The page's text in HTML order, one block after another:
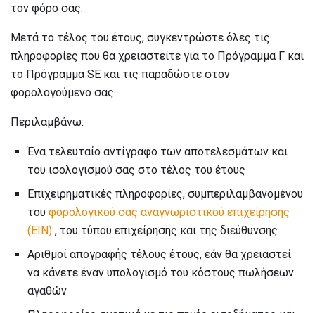
τον φόρο σας.
Μετά το τέλος του έτους, συγκεντρώστε όλες τις
πληροφορίες που θα χρειαστείτε για το Πρόγραμμα Γ και
το Πρόγραμμα SE και τις παραδώστε στον
φορολογούμενο σας.
Περιλαμβάνω:
Ένα τελευταίο αντίγραφο των αποτελεσμάτων και
του ισολογισμού σας στο τέλος του έτους
Επιχειρηματικές πληροφορίες, συμπεριλαμβανομένου
του φορολογικού σας αναγνωριστικού επιχείρησης
(EIN) , του τύπου επιχείρησης και της διεύθυνσης
Αριθμοί απογραφής τέλους έτους, εάν θα χρειαστεί
να κάνετε έναν υπολογισμό του κόστους πωλήσεων
αγαθών